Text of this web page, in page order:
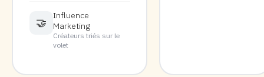
🤝
Influence
Marketing
Créateurs triés sur le
volet